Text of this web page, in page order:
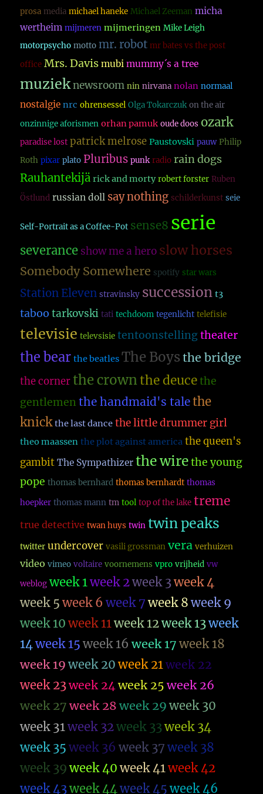
prosa media michael haneke Michael Zeeman micha
wertheim mijmeren mijmeringen Mike Leigh
motorpsycho motto mr. robot mr bates vs the post
office Mrs. Davis mubi mummy´s a tree
muzieknewsroom nin nirvana nolan normaal
nostalgie nrc ohrensessel Olga Tokarczuk on the air
onzinnige aforismen orhan pamuk oude doos ozark
paradise lost patrick melrose Paustovski pauw Philip
Roth pixar plato Pluribus punk radio rain dogs
Rauhantekijä rick and morty robert forster Ruben
Östlund russian doll say nothing schilderkunst seie
Self-Portrait as a Coffee-Pot sense8 serie
severance show me a hero slow horses
Somebody Somewhere spotify star wars
Station Eleven stravinsky succession t3
taboo tarkovski tati techdoom tegenlicht telefisie
televisie televsisie tentoonstelling theater
the bear the beatles The Boys the bridge
the corner the crownthe deuce the
gentlemen the handmaid's talethe
knick the last dance the little drummer girl
theo maassen the plot against america the queen's
gambit The Sympathizer the wire the young
pope thomas bernhard thomas bernhardt thomas
hoepker thomas mann tm tool top of the lake treme
true detective twan huys twin twin peaks
twitter undercover vasili grossman vera verhuizen
video vimeo voltaire voornemens vpro vrijheid vw
weblog week 1week 2week 3week 4
week 5 week 6 week 7 week 8 week 9
week 10 week 11week 12week 13week
14week 15 week 16 week 17 week 18
week 19 week 20 week 21week 22
week 23week 24week 25 week 26
week 27 week 28 week 29 week 30
week 31week 32week 33week 34
week 35 week 36 week 37 week 38
week 39 week 40 week 41week 42
week 43week 44week 45 week 46